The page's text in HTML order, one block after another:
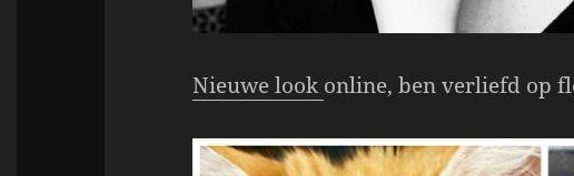
Nieuwe look online, ben verliefd op